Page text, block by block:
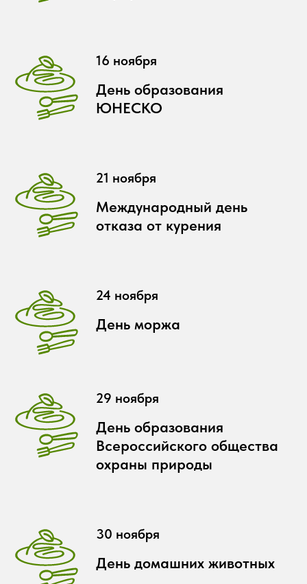
16 ноября
День образования
ЮНЕСКО
21 ноября
Международный день
отказа от курения
24 ноября
День моржа
29 ноября
День образования
Всероссийского общества
охраны природы
30 ноября
День домашних животных